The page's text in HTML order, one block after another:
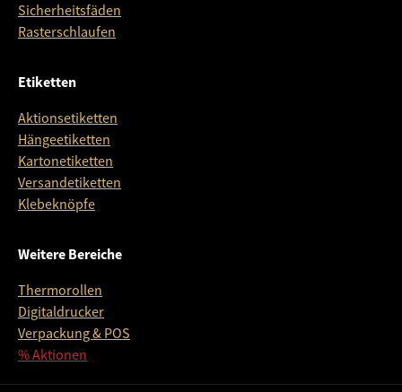
Sicherheitsfäden
Rasterschlaufen
Etiketten
Aktionsetiketten
Hängeetiketten
Kartonetiketten
Versandetiketten
Klebeknöpfe
Weitere Bereiche
Thermorollen
Digitaldrucker
Verpackung & POS
% Aktionen